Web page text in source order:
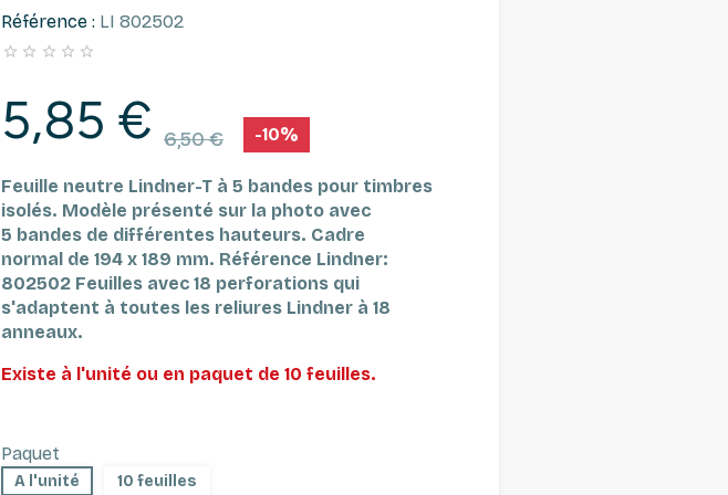
Référence : LI 802502
    
5,85 € 6,50 € -10%
Feuille neutre Lindner-T à 5 bandes pour timbres
isolés. Modèle présenté sur la photo avec
5 bandes de différentes hauteurs. Cadre
normal de 194 x 189 mm. Référence Lindner:
802502 Feuilles avec 18 perforations qui
s'adaptent à toutes les reliures Lindner à 18
anneaux.
Existe à l'unité ou en paquet de 10 feuilles.
Paquet
A l'unité 10 feuilles